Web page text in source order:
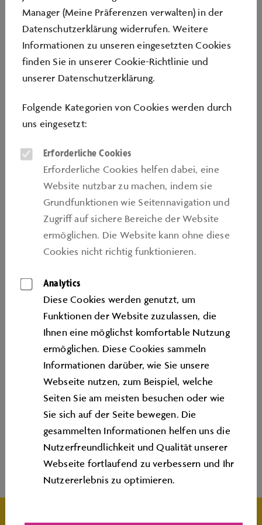
Lösungsfindung und Arbeitsteilung in der
Fahrzeugentwicklung.
Nachhaltigkeitsbewusstsein:Auseinandersetzung mit
Ressourcenverbrauch, Verantwortung und
Zukunftskonzepten der Mobilität.
entwickeln, experimentieren und iterativ verbessern.
Am Ende haben die Schülerinnen und Schüler nicht
nur ein eigenes Elektro Rennfahrzeug gebaut und ins
Denken für die Mobilität von morgen sind.
WEITERE INFOS
Manager (Meine Präferenzen verwalten) in der
Datenschutzerklärung widerrufen. Weitere
Informationen zu unseren eingesetzten Cookies
finden Sie in unserer Cookie-Richtlinie und
unserer Datenschutzerklärung.
Folgende Kategorien von Cookies werden durch
uns eingesetzt:
Erforderliche Cookies
Erforderliche Cookies helfen dabei, eine
Website nutzbar zu machen, indem sie
Grundfunktionen wie Seitennavigation und
Zugriﬀ auf sichere Bereiche der Website
ermöglichen. Die Website kann ohne diese
Cookies nicht richtig funktionieren.
Analytics
Diese Cookies werden genutzt, um
Funktionen der Website zuzulassen, die
Ihnen eine möglichst komfortable Nutzung
ermöglichen. Diese Cookies sammeln
Informationen darüber, wie Sie unsere
Webseite nutzen, zum Beispiel, welche
Seiten Sie am meisten besuchen oder wie
Sie sich auf der Seite bewegen. Die
gesammelten Informationen helfen uns die
Nutzerfreundlichkeit und Qualität unserer
Webseite fortlaufend zu verbessern und Ihr
Nutzererlebnis zu optimieren.